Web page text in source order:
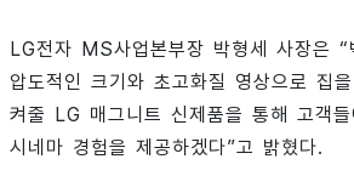
LG전자 MS사업본부장 박형세 사장은 “
압도적인 크기와 초고화질 영상으로 집
켜줄 LG 매그니트 신제품을 통해 고객
시네마 경험을 제공하겠다”고 밝혔다.